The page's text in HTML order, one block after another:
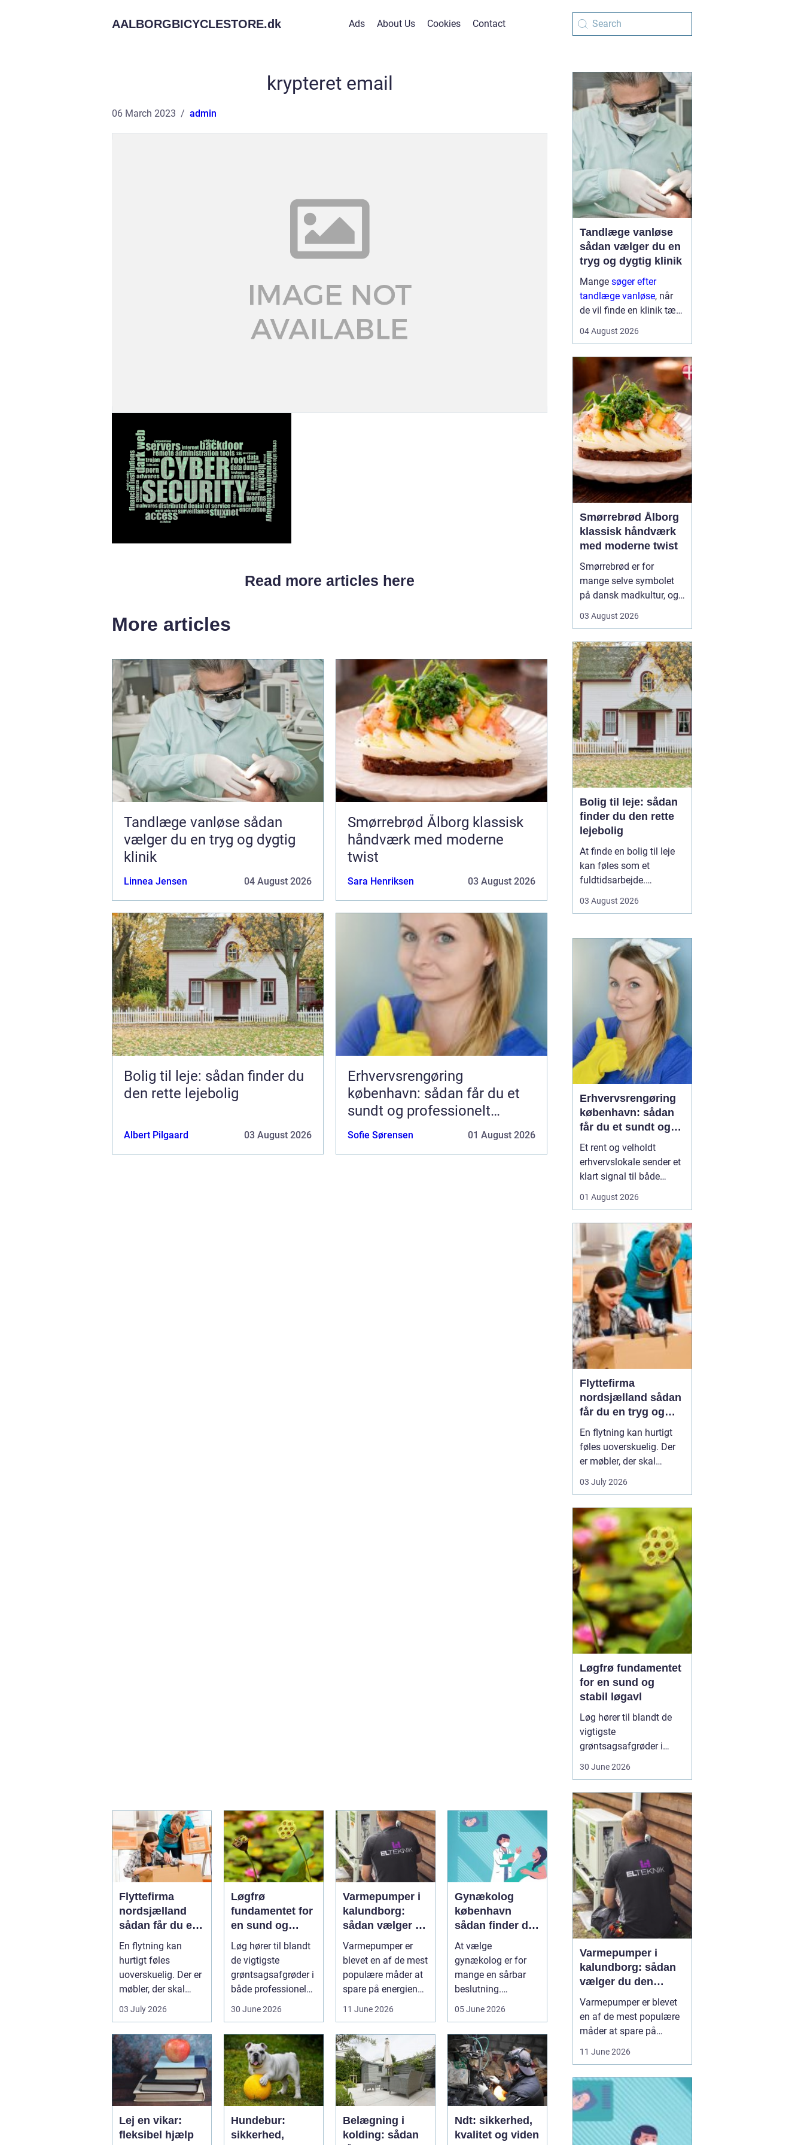
AALBORGBICYCLESTORE.dk Ads About Us Cookies Contact
krypteret email
06 March 2023 admin
Read more articles here
More articles
Tandlæge vanløse sådan
vælger du en tryg og dygtig
klinik
Linnea Jensen 04 August 2026
Smørrebrød Ålborg klassisk
håndværk med moderne
twist
Sara Henriksen 03 August 2026
Bolig til leje: sådan finder du
den rette lejebolig
Albert Pilgaard 03 August 2026
Erhvervsrengøring
københavn: sådan får du et
sundt og professionelt
arbejdsmiljø
Sofie Sørensen 01 August 2026
Flyttefirma
nordsjælland
sådan får du en
tryg og effektiv
flytning
En flytning kan
hurtigt føles
uoverskuelig. Der er
møbler, der skal
bæres, kasser der
skal pakkes, o...
03 July 2026
Løgfrø
fundamentet for
en sund og
stabil løgavl
Løg hører til blandt
de vigtigste
grøntsagsafgrøder i
både professionel
og hobbybaseret
30 June 2026
Varmepumper i
kalundborg:
sådan vælger du
den rigtige
løsning
Varmepumper er
blevet en af de mest
populære måder at
spare på energien
og få et bedre
11 June 2026
Gynækolog
københavn
sådan finder du
tryg og
professionel
hjælp
At vælge
gynækolog er for
mange en sårbar
beslutning.
Undersøgelser og
foregår i intime...
05 June 2026
Lej en vikar:
fleksibel hjælp
Hundebur:
sikkerhed,
Belægning i
kolding: sådan
Ndt: sikkerhed,
kvalitet og viden
Tandlæge vanløse
sådan vælger du en
tryg og dygtig klinik
Mange søger efter
tandlæge vanløse, når
de vil finde en klinik tæt
fagligt stærk og god til
flere handler valget ikke
kun om pris og
beliggenhed, men i h...
04 August 2026
Smørrebrød Ålborg
klassisk håndværk
med moderne twist
Smørrebrød er for
mange selve symbolet
på dansk madkultur, og i
i bedste velgående. Her
klassiske stykker med
sild, æg og rejer og nyere
udgaver med grøntsager,
specialiteter fra lokale
slagtere og kre...
03 August 2026
Bolig til leje: sådan
finder du den rette
lejebolig
At finde en bolig til leje
kan føles som et
fuldtidsarbejde.
priserne varierer, og det
gennemskue, hvad du
egentlig får for pengene.
Samtidig fylder
spørgsmål om
beliggenhed, ...
03 August 2026
Erhvervsrengøring
københavn: sådan
får du et sundt og
professionelt
arbejdsmiljø
Et rent og velholdt
erhvervslokale sender et
klart signal til både
Mange virksomheder i
først værdien af
professionel rengøring,
når støvniveauet stiger,
medarbejdere klager
over indeklimaet, eller
kunder kom...
01 August 2026
Flyttefirma
nordsjælland sådan
får du en tryg og
effektiv flytning
En flytning kan hurtigt
føles uoverskuelig. Der
er møbler, der skal
bæres, kasser der skal
pakkes, og ofte en stram
Mange i Nordsjælland
vælger derfor at bruge et
professionelt flyttefirma,
som kan tage sig af det
tunge arbej...
03 July 2026
Løgfrø fundamentet
for en sund og
stabil løgavl
Løg hører til blandt de
vigtigste
grøntsagsafgrøder i
ensartet løg ligger et
veludvikletLøgfrø, som
er tilpasset klima,
jordtype og
dyrkningssy...
30 June 2026
Varmepumper i
kalundborg: sådan
vælger du den
rigtige løsning
Varmepumper er blevet
en af de mest populære
måder at spare på
Kalundborg står over for
samme spørgsmål: Skal
vi skifte den gamle
varmekilde ud, og er en
11 June 2026